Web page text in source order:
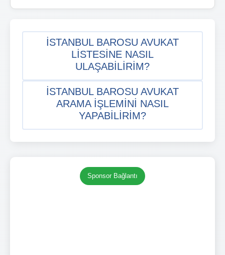
İSTANBUL BAROSU AVUKAT
LISTESINE NASIL
ULAŞABILIRIM?
İSTANBUL BAROSU AVUKAT
ARAMA IŞLEMINI NASIL
YAPABILIRIM?
Sponsor Bağlantı